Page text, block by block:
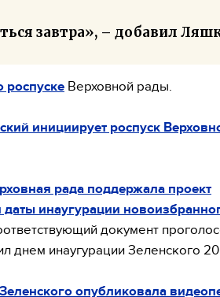
завтра», – добавил
роспуске Верховной рады.
инициирует роспуск
рада поддержала проект
инаугурации
документ
днем инаугурации Зеленского 20
опубликовала